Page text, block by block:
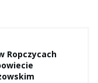
Ropczycach